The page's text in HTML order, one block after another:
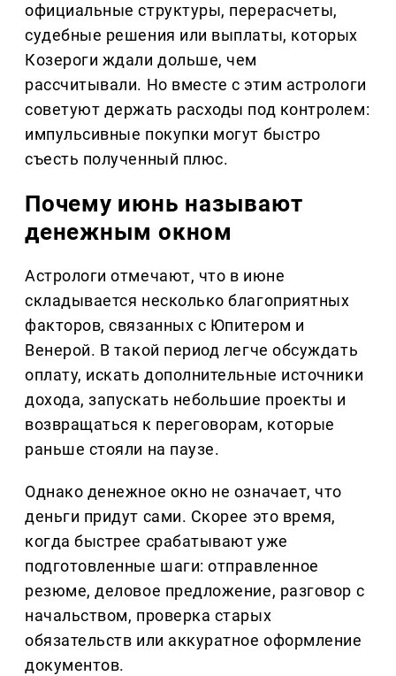
официальные структуры, перерасчеты,
судебные решения или выплаты, которых
Козероги ждали дольше, чем
рассчитывали. Но вместе с этим астрологи
советуют держать расходы под контролем:
импульсивные покупки могут быстро
съесть полученный плюс.
Почему июнь называют
денежным окном
Астрологи отмечают, что в июне
складывается несколько благоприятных
факторов, связанных с Юпитером и
Венерой. В такой период легче обсуждать
оплату, искать дополнительные источники
дохода, запускать небольшие проекты и
возвращаться к переговорам, которые
раньше стояли на паузе.
Однако денежное окно не означает, что
деньги придут сами. Скорее это время,
когда быстрее срабатывают уже
подготовленные шаги: отправленное
резюме, деловое предложение, разговор с
начальством, проверка старых
обязательств или аккуратное оформление
документов.